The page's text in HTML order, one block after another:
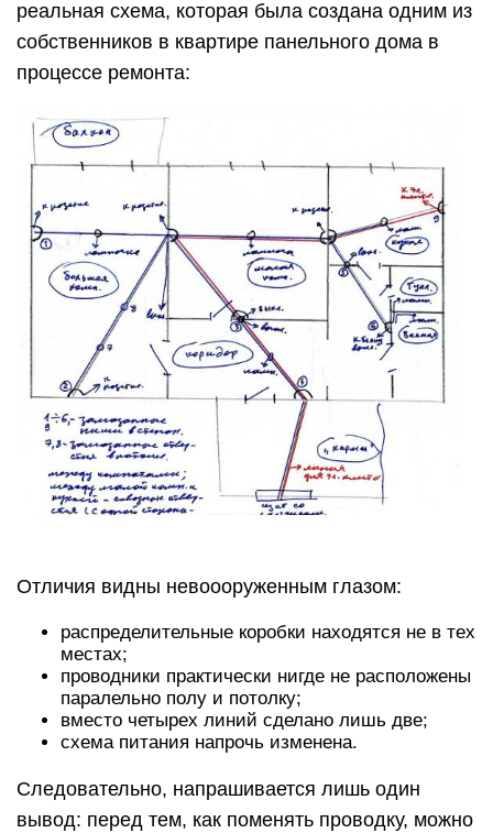
реальная схема, которая была создана одним из
собственников в квартире панельного дома в
процессе ремонта:
Отличия видны невоооруженным глазом:
распределительные коробки находятся не в тех
местах;
проводники практически нигде не расположены
паралельно полу и потолку;
вместо четырех линий сделано лишь две;
схема питания напрочь изменена.
Следовательно, напрашивается лишь один
вывод: перед тем, как поменять проводку, можно